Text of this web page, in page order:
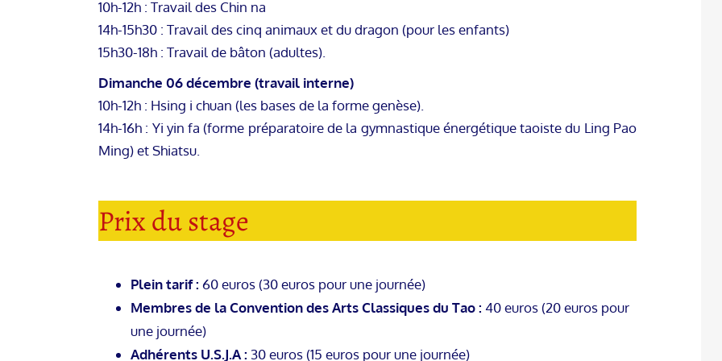
10h-12h : Travail des Chin na
14h-15h30 : Travail des cinq animaux et du dragon (pour les enfants)
15h30-18h : Travail de bâton (adultes).
Dimanche 06 décembre (travail interne)
10h-12h : Hsing i chuan (les bases de la forme genèse).
14h-16h : Yi yin fa (forme préparatoire de la gymnastique énergétique taoiste du Ling Pao
Ming) et Shiatsu.
Prix du stage
Plein tarif : 60 euros (30 euros pour une journée)
Membres de la Convention des Arts Classiques du Tao : 40 euros (20 euros pour
une journée)
Adhérents U.S.J.A : 30 euros (15 euros pour une journée)